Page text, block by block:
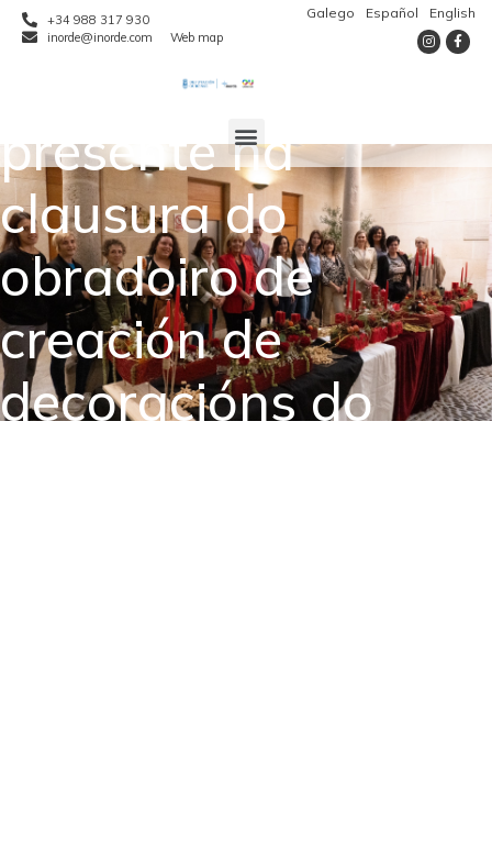
+34 988 317 930
inorde@inorde.com
Web map
Galego Español English
O Inorde estivo
presente na
clausura do
obradoiro de
creación de
decoracións do